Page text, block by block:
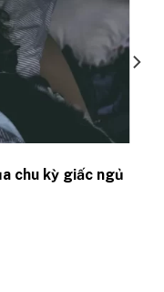
chu kỳ giấc ngủ